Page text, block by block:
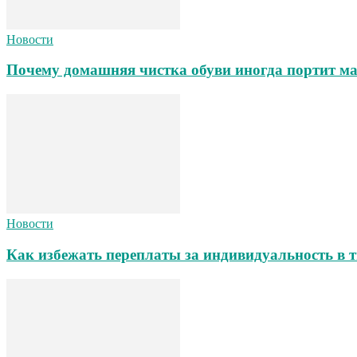
Новости
Почему домашняя чистка обуви иногда портит
Новости
Как избежать переплаты за индивидуальность в